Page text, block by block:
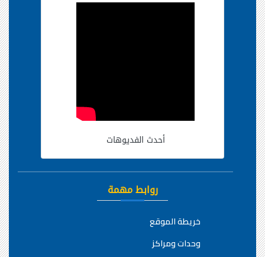
أحدث الفديوهات
روابط مهمة
خريطة الموقع
وحدات ومراكز